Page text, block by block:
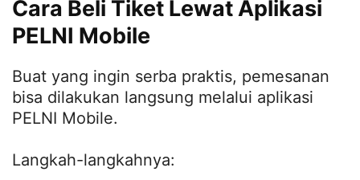
Cara Beli Tiket Lewat Aplikasi
PELNI Mobile
Buat yang ingin serba praktis, pemesanan
bisa dilakukan langsung melalui aplikasi
PELNI Mobile.
Langkah-langkahnya: